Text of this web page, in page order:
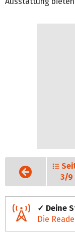
Vorige
Seite
3/9
✓ Deine
Die